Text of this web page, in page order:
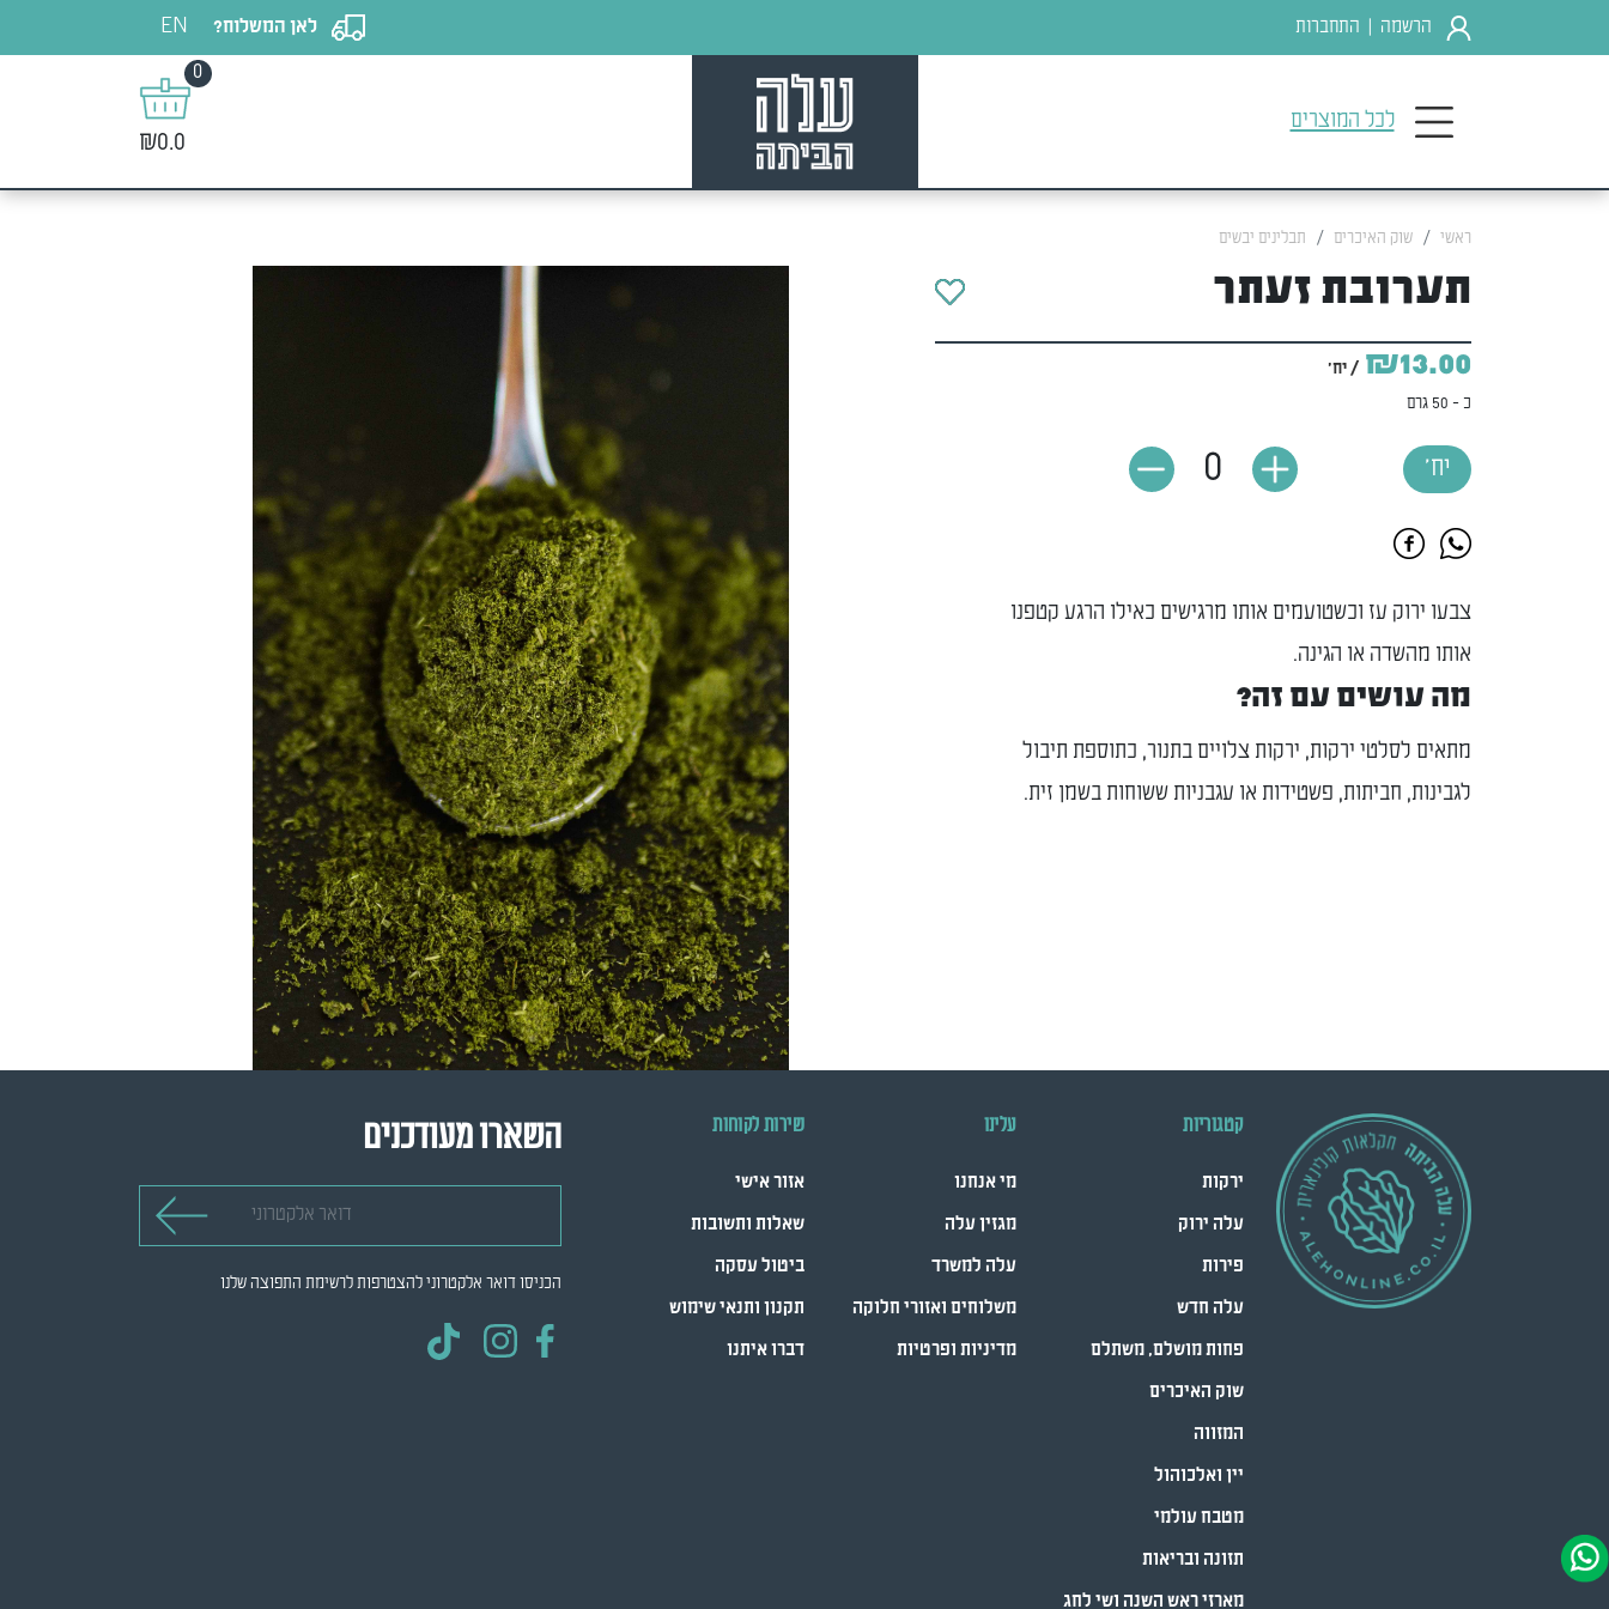
הרשמה התחברות לאן המשלוח? EN
לכל המוצרים
0
₪0.0
ראשי שוק האיכרים תבלינים יבשים
תערובת זעתר
₪13.00 / יח'
כ - 50 גרם
יח' 0
צבעו ירוק עז וכשטועמים אותו מרגישים כאילו הרגע קטפנו
אותו מהשדה או הגינה.
מה עושים עם זה?
מתאים לסלטי ירקות, ירקות צלויים בתנור, כתוספת תיבול
לגבינות, חביתות, פשטידות או עגבניות ששוחות בשמן זית.
קטגוריות
ירקות
עלה ירוק
פירות
עלה חדש
פחות מושלם, משתלם
שוק האיכרים
המזווה
יין ואלכוהול
מטבח עולמי
תזונה ובריאות
מארזי ראש השנה ושי לחג
עלינו
מי אנחנו
מגזין עלה
עלה למשרד
משלוחים ואזורי חלוקה
מדיניות ופרטיות
שירות לקוחות
אזור אישי
שאלות ותשובות
ביטול עסקה
תקנון ותנאי שימוש
דברו איתנו
השארו מעודכנים
הכניסו דואר אלקטרוני להצטרפות לרשימת התפוצה שלנו